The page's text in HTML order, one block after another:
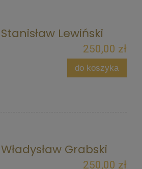
Lewiński
250,00 zł
do koszyka
Grabski
250,00 zł